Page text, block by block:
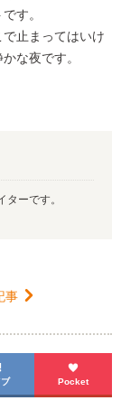
す。
止まってはいけ
な夜です。
ターです。
事 

Pocket